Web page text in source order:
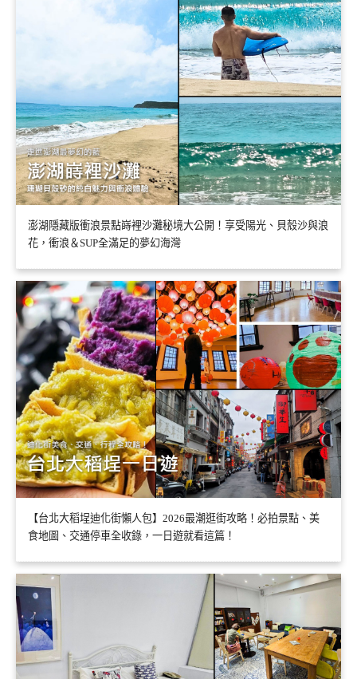
澎湖隱藏版衝浪景點嵵裡沙灘秘境大公開！享受陽光、貝殼沙與浪
花，衝浪＆SUP全滿足的夢幻海灣
【台北大稻埕迪化街懶人包】2026最潮逛街攻略！必拍景點、美
食地圖、交通停車全收錄，一日遊就看這篇！